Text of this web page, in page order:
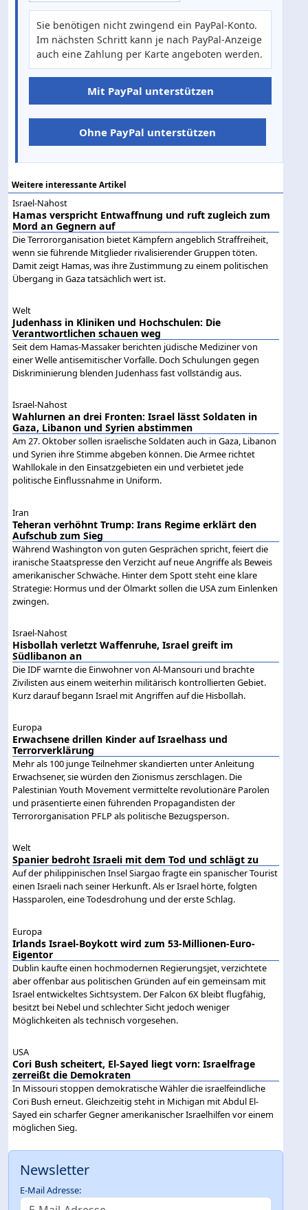
Sie benötigen nicht zwingend ein PayPal-Konto.
Im nächsten Schritt kann je nach PayPal-Anzeige
auch eine Zahlung per Karte angeboten werden.
Mit PayPal unterstützen
Ohne PayPal unterstützen
Weitere interessante Artikel
Israel-Nahost
Hamas verspricht Entwaffnung und ruft zugleich zum
Mord an Gegnern auf
Die Terrororganisation bietet Kämpfern angeblich Straffreiheit,
wenn sie führende Mitglieder rivalisierender Gruppen töten.
Damit zeigt Hamas, was ihre Zustimmung zu einem politischen
Übergang in Gaza tatsächlich wert ist.
Welt
Judenhass in Kliniken und Hochschulen: Die
Verantwortlichen schauen weg
Seit dem Hamas-Massaker berichten jüdische Mediziner von
einer Welle antisemitischer Vorfälle. Doch Schulungen gegen
Diskriminierung blenden Judenhass fast vollständig aus.
Israel-Nahost
Wahlurnen an drei Fronten: Israel lässt Soldaten in
Gaza, Libanon und Syrien abstimmen
Am 27. Oktober sollen israelische Soldaten auch in Gaza, Libanon
und Syrien ihre Stimme abgeben können. Die Armee richtet
Wahllokale in den Einsatzgebieten ein und verbietet jede
politische Einflussnahme in Uniform.
Iran
Teheran verhöhnt Trump: Irans Regime erklärt den
Aufschub zum Sieg
Während Washington von guten Gesprächen spricht, feiert die
iranische Staatspresse den Verzicht auf neue Angriffe als Beweis
amerikanischer Schwäche. Hinter dem Spott steht eine klare
Strategie: Hormus und der Ölmarkt sollen die USA zum Einlenken
zwingen.
Israel-Nahost
Hisbollah verletzt Waffenruhe, Israel greift im
Südlibanon an
Die IDF warnte die Einwohner von Al-Mansouri und brachte
Zivilisten aus einem weiterhin militärisch kontrollierten Gebiet.
Kurz darauf begann Israel mit Angriffen auf die Hisbollah.
Europa
Erwachsene drillen Kinder auf Israelhass und
Terrorverklärung
Mehr als 100 junge Teilnehmer skandierten unter Anleitung
Erwachsener, sie würden den Zionismus zerschlagen. Die
Palestinian Youth Movement vermittelte revolutionäre Parolen
und präsentierte einen führenden Propagandisten der
Terrororganisation PFLP als politische Bezugsperson.
Welt
Spanier bedroht Israeli mit dem Tod und schlägt zu
Auf der philippinischen Insel Siargao fragte ein spanischer Tourist
einen Israeli nach seiner Herkunft. Als er Israel hörte, folgten
Hassparolen, eine Todesdrohung und der erste Schlag.
Europa
Irlands Israel-Boykott wird zum 53-Millionen-Euro-
Eigentor
Dublin kaufte einen hochmodernen Regierungsjet, verzichtete
aber offenbar aus politischen Gründen auf ein gemeinsam mit
Israel entwickeltes Sichtsystem. Der Falcon 6X bleibt flugfähig,
besitzt bei Nebel und schlechter Sicht jedoch weniger
Möglichkeiten als technisch vorgesehen.
USA
Cori Bush scheitert, El-Sayed liegt vorn: Israelfrage
zerreißt die Demokraten
In Missouri stoppen demokratische Wähler die israelfeindliche
Cori Bush erneut. Gleichzeitig steht in Michigan mit Abdul El-
Sayed ein scharfer Gegner amerikanischer Israelhilfen vor einem
möglichen Sieg.
Newsletter
E-Mail Adresse: